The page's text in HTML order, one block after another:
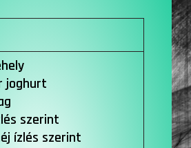
joghurt
szerint
ízlés szerint